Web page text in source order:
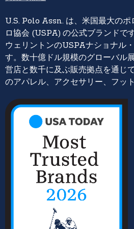
U.S. Polo Assn. は、米国最大の
ロ協会 (USPA) の公式ブランドで
ウェリントンのUSPAナショナル
す。数十億ドル規模のグローバル
営店と数千に及ぶ販売拠点を通じ
のアパレル、アクセサリー、フッ